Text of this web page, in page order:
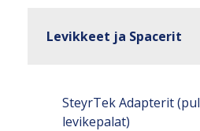
Levikkeet ja Spacerit
SteyrTek Adapterit
levikepalat)